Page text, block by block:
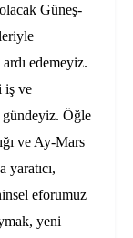
Güneş-
edemeyiz.
iş ve
gündeyiz. Öğle
ve Ay-Mars
eforumuz
yeni